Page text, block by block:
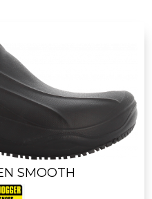
SMOOTH